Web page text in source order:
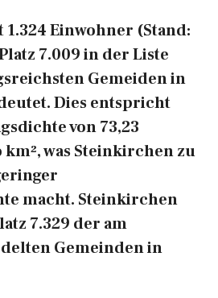
Einwohner (Stand:
7.009 in der Liste
Gemeiden in
Dies entspricht
von 73,23
was Steinkirchen zu
macht. Steinkirchen
7.329 der am
Gemeinden in